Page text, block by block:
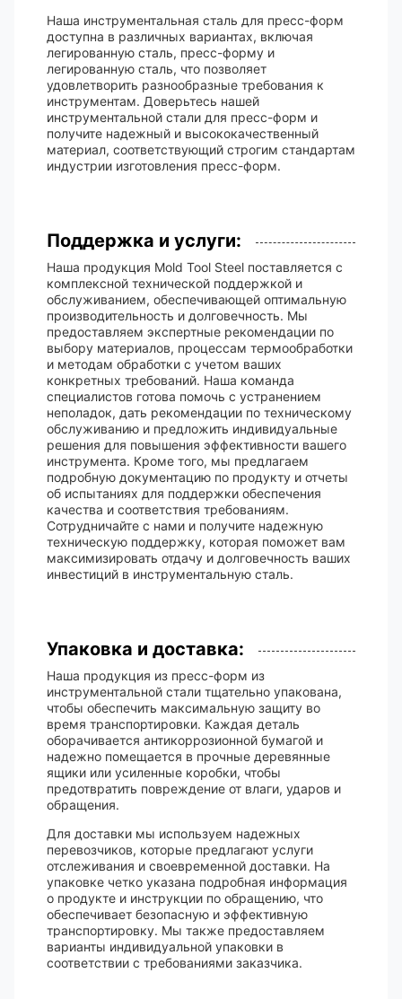
Наша инструментальная сталь для пресс-форм
доступна в различных вариантах, включая
легированную сталь, пресс-форму и
легированную сталь, что позволяет
удовлетворить разнообразные требования к
инструментам. Доверьтесь нашей
инструментальной стали для пресс-форм и
получите надежный и высококачественный
материал, соответствующий строгим стандартам
индустрии изготовления пресс-форм.
Поддержка и услуги:
Наша продукция Mold Tool Steel поставляется с
комплексной технической поддержкой и
обслуживанием, обеспечивающей оптимальную
производительность и долговечность. Мы
предоставляем экспертные рекомендации по
выбору материалов, процессам термообработки
и методам обработки с учетом ваших
конкретных требований. Наша команда
специалистов готова помочь с устранением
неполадок, дать рекомендации по техническому
обслуживанию и предложить индивидуальные
решения для повышения эффективности вашего
инструмента. Кроме того, мы предлагаем
подробную документацию по продукту и отчеты
об испытаниях для поддержки обеспечения
качества и соответствия требованиям.
Сотрудничайте с нами и получите надежную
техническую поддержку, которая поможет вам
максимизировать отдачу и долговечность ваших
инвестиций в инструментальную сталь.
Упаковка и доставка:
Наша продукция из пресс-форм из
инструментальной стали тщательно упакована,
чтобы обеспечить максимальную защиту во
время транспортировки. Каждая деталь
оборачивается антикоррозионной бумагой и
надежно помещается в прочные деревянные
ящики или усиленные коробки, чтобы
предотвратить повреждение от влаги, ударов и
обращения.
Для доставки мы используем надежных
перевозчиков, которые предлагают услуги
отслеживания и своевременной доставки. На
упаковке четко указана подробная информация
о продукте и инструкции по обращению, что
обеспечивает безопасную и эффективную
транспортировку. Мы также предоставляем
варианты индивидуальной упаковки в
соответствии с требованиями заказчика.